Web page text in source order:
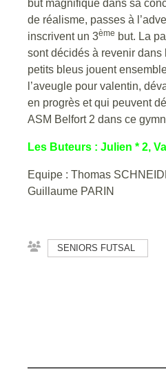
but magnifique dans sa
de réalisme, passes à
inscrivent un 3ème but. La
sont décidés à revenir
petits bleus jouent
l’aveugle pour valentin,
en progrès et qui peuvent
ASM Belfort 2 dans ce
Les Buteurs : Julien * 2,
Equipe : Thomas
Guillaume PARIN
SENIORS FUTSAL